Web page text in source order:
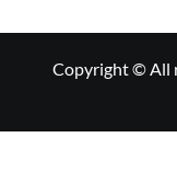
Copyright © All